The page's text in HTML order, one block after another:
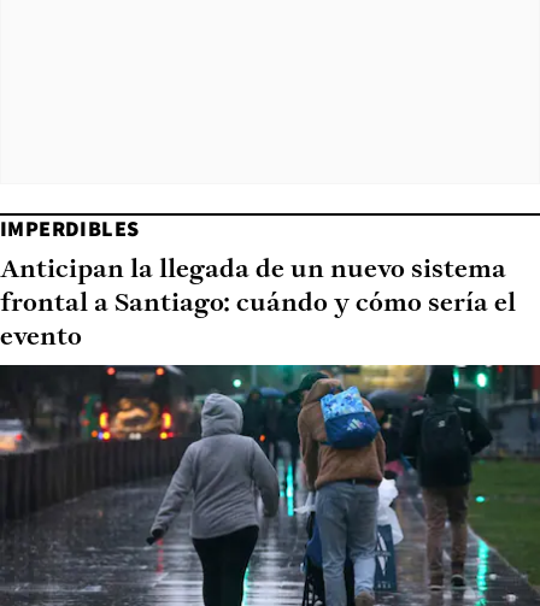
IMPERDIBLES
Anticipan la llegada de un nuevo sistema
frontal a Santiago: cuándo y cómo sería el
evento